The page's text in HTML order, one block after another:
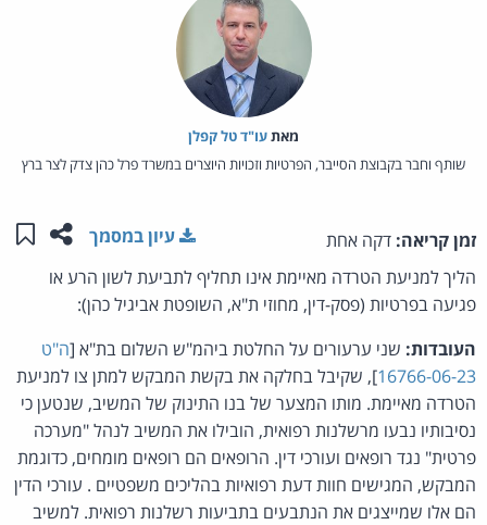
מאת‏עו"ד טל קפלן
שותף וחבר בקבוצת הסייבר, הפרטיות וזכויות היוצרים במשרד פרל כהן צדק לצר ברץ
זמן קריאה: דקה אחת שתפו
עיון במסמך
הליך למניעת הטרדה מאיימת אינו תחליף לתביעת לשון הרע או
פגיעה בפרטיות (פסק-דין, מחוזי ת"א, השופטת אביגיל כהן):
העובדות: שני ערעורים על החלטת ביהמ"ש השלום בת"א [ה"ט
16766-06-23], שקיבל בחלקה את בקשת המבקש למתן צו למניעת
הטרדה מאיימת. מותו המצער של בנו התינוק של המשיב, שנטען כי
נסיבותיו נבעו מרשלנות רפואית, הובילו את המשיב לנהל "מערכה
פרטית" נגד רופאים ועורכי דין. הרופאים הם רופאים מומחים, כדוגמת
המבקש, המגישים חוות דעת רפואיות בהליכים משפטיים . עורכי הדין
הם אלו שמייצגים את הנתבעים בתביעות רשלנות רפואית. למשיב